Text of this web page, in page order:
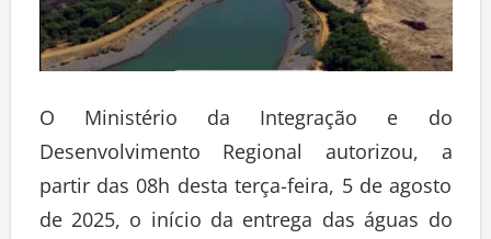
O Ministério da Integração e do
Desenvolvimento Regional autorizou, a
partir das 08h desta terça-feira, 5 de agosto
de 2025, o início da entrega das águas do